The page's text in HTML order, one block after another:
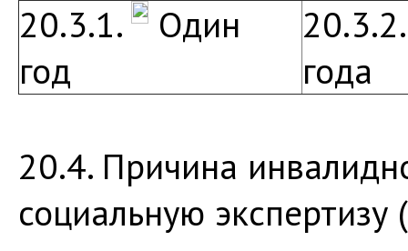
20.3.1.
Один
год
года
20.4. Причина
социальную